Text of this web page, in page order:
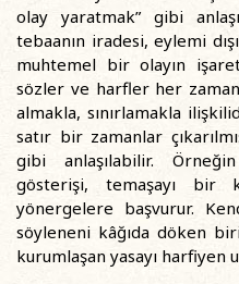
olay yaratmak” gibi
tebaanın iradesi, eylemi
muhtemel bir olayın
sözler ve harfler her
almakla, sınırlamakla
satır bir zamanlar
gibi anlaşılabilir.
gösterişi, temaşayı bir
yönergelere başvurur.
söyleneni kâğıda döken
kurumlaşan yasayı harfiyen